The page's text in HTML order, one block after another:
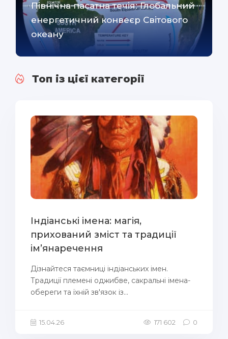
Північна пасатна течія: Глобальний
енергетичний конвеєр Світового
океану
Топ із цієї категорії
Індіанські імена: магія,
прихований зміст та традиції
ім’янаречення
Дізнайтеся таємниці індіанських імен.
Традиції племені оджибве, сакральні імена-
обереги та їхній зв'язок із...
15.04.26 171 602 0